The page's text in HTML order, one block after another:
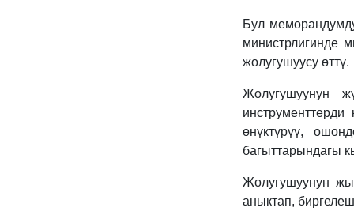
Бул
министрлигинде
жолугушуусу өттү.
Жолугушуунун
өнүктүрүү,
багыттарындагы
Жолугушуунун
аныктап,